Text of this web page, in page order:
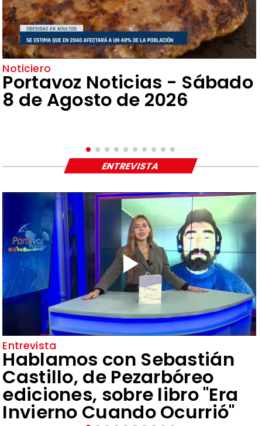
Noticiero
Portavoz Noticias - Sábado
8 de Agosto de 2026
Entrevista
Hablamos con Sebastián
Castillo, de Pezarbóreo
ediciones, sobre libro "Era
Invierno Cuando Ocurrió"
ENTREVISTA